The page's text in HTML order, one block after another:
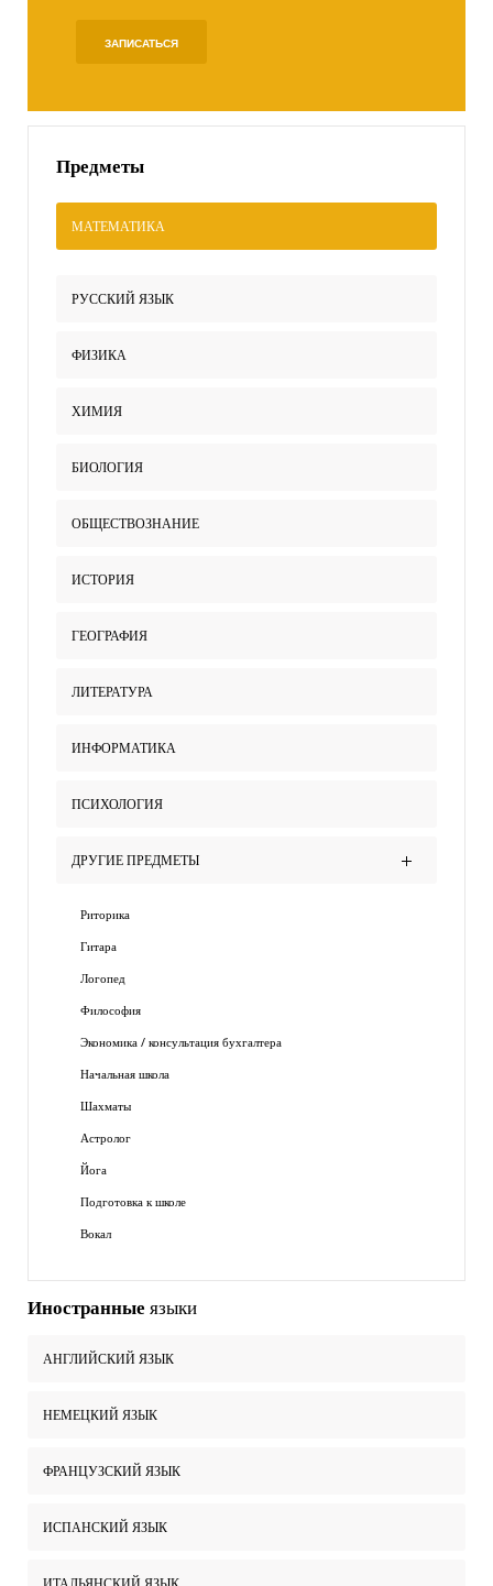
ЗАПИСАТЬСЯ
Предметы
МАТЕМАТИКА
РУССКИЙ ЯЗЫК
ФИЗИКА
ХИМИЯ
БИОЛОГИЯ
ОБЩЕСТВОЗНАНИЕ
ИСТОРИЯ
ГЕОГРАФИЯ
ЛИТЕРАТУРА
ИНФОРМАТИКА
ПСИХОЛОГИЯ
ДРУГИЕ ПРЕДМЕТЫ
Риторика
Гитара
Логопед
Философия
Экономика / консультация бухгалтера
Начальная школа
Шахматы
Астролог
Йога
Подготовка к школе
Вокал
Иностранные языки
АНГЛИЙСКИЙ ЯЗЫК
НЕМЕЦКИЙ ЯЗЫК
ФРАНЦУЗСКИЙ ЯЗЫК
ИСПАНСКИЙ ЯЗЫК